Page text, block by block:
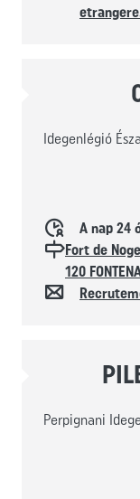
Idegenlégió
Horaires
A nap 24
Localisation
Fort de
120
Kapcsolat
Perpignani